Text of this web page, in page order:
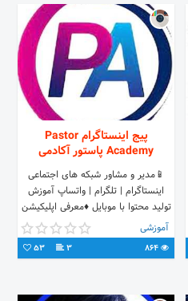
پیج اینستاگرام Pastor
Academy پاستور آکادمی
📱مدیر و مشاور شبکه های اجتماعی
اینستاگرام | تلگرام | واتساپ آموزش
تولید محتوا با موبایل ♦️معرفی اپلیکیشن
های کاربردی
آموزشی
3
53